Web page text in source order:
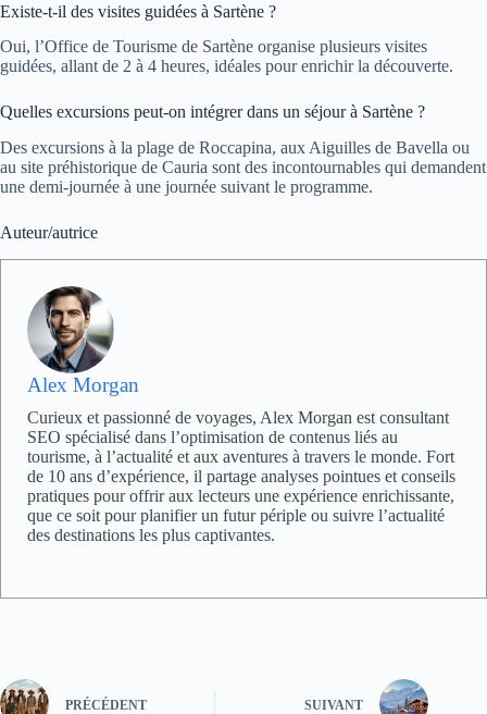
Existe-t-il des visites guidées à Sartène ?
Oui, l’Office de Tourisme de Sartène organise plusieurs visites
guidées, allant de 2 à 4 heures, idéales pour enrichir la découverte.
Quelles excursions peut-on intégrer dans un séjour à Sartène ?
Des excursions à la plage de Roccapina, aux Aiguilles de Bavella ou
au site préhistorique de Cauria sont des incontournables qui demandent
une demi-journée à une journée suivant le programme.
Auteur/autrice
Alex Morgan
Curieux et passionné de voyages, Alex Morgan est consultant
SEO spécialisé dans l’optimisation de contenus liés au
tourisme, à l’actualité et aux aventures à travers le monde. Fort
de 10 ans d’expérience, il partage analyses pointues et conseils
pratiques pour offrir aux lecteurs une expérience enrichissante,
que ce soit pour planifier un futur périple ou suivre l’actualité
des destinations les plus captivantes.
PRÉCÉDENT SUIVANT